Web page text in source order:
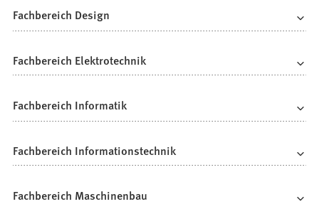
Fachbereich Design
Fachbereich Elektrotechnik
Fachbereich Informatik
Fachbereich Informationstechnik
Fachbereich Maschinenbau